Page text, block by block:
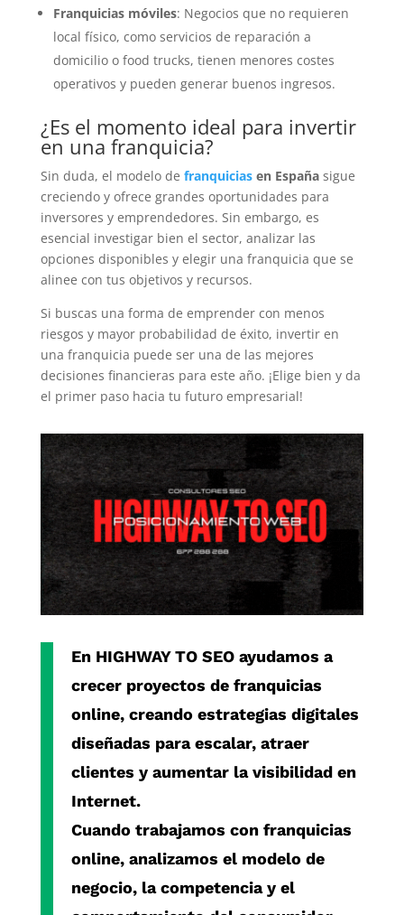
Franquicias móviles: Negocios que no requieren
local físico, como servicios de reparación a
domicilio o food trucks, tienen menores costes
operativos y pueden generar buenos ingresos.
¿Es el momento ideal para invertir
en una franquicia?
Sin duda, el modelo de franquiciasen Españasigue
creciendo y ofrece grandes oportunidades para
inversores y emprendedores. Sin embargo, es
esencial investigar bien el sector, analizar las
opciones disponibles y elegir una franquicia que se
alinee con tus objetivos y recursos.
Si buscas una forma de emprender con menos
riesgos y mayor probabilidad de éxito, invertir en
una franquicia puede ser una de las mejores
decisiones financieras para este año. ¡Elige bien y da
el primer paso hacia tu futuro empresarial!
En HIGHWAY TO SEOayudamos a
crecer proyectos de franquicias
online, creando estrategias digitales
diseñadas para escalar, atraer
clientes y aumentar la visibilidad en
Internet.
Cuando trabajamos con franquicias
online, analizamos el modelo de
negocio, la competencia y el